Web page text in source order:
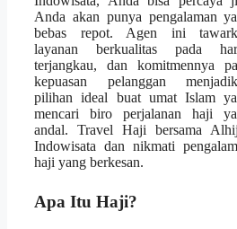
Anda akan punya pengalaman
bebas repot. Agen ini
layanan berkualitas pada
terjangkau, dan komitmennya
kepuasan pelanggan
pilihan ideal buat umat Islam
mencari biro perjalanan haji
andal. Travel Haji bersama
Indowisata dan nikmati
haji yang berkesan.
Apa Itu Haji?